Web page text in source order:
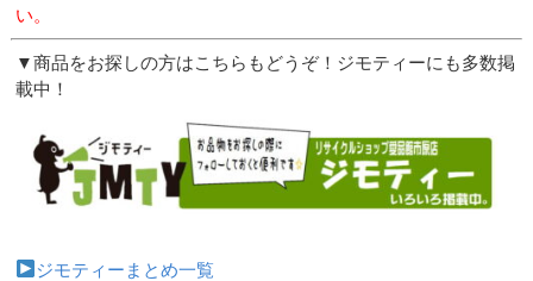
い。
▼商品をお探しの方はこちらもどうぞ！ジモティーにも多数掲
載中！
ジモティーまとめ一覧